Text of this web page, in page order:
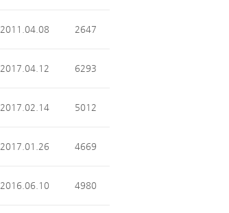
2011.04.08 2647
2017.04.12 6293
2017.02.14 5012
2017.01.26 4669
2016.06.10 4980